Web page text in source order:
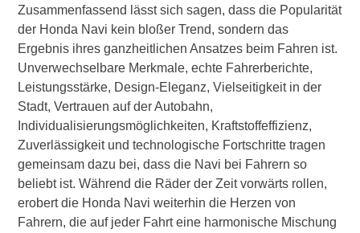
Zusammenfassend lässt sich sagen, dass die Popularität
der Honda Navi kein bloßer Trend, sondern das
Ergebnis ihres ganzheitlichen Ansatzes beim Fahren ist.
Unverwechselbare Merkmale, echte Fahrerberichte,
Leistungsstärke, Design-Eleganz, Vielseitigkeit in der
Stadt, Vertrauen auf der Autobahn,
Individualisierungsmöglichkeiten, Kraftstoffeffizienz,
Zuverlässigkeit und technologische Fortschritte tragen
gemeinsam dazu bei, dass die Navi bei Fahrern so
beliebt ist. Während die Räder der Zeit vorwärts rollen,
erobert die Honda Navi weiterhin die Herzen von
Fahrern, die auf jeder Fahrt eine harmonische Mischung